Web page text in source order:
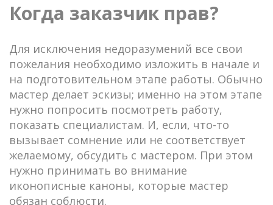
Когда заказчик прав?
Для исключения недоразумений все свои
пожелания необходимо изложить в начале и
на подготовительном этапе работы. Обычно
мастер делает эскизы; именно на этом этапе
нужно попросить посмотреть работу,
показать специалистам. И, если, что-то
вызывает сомнение или не соответствует
желаемому, обсудить с мастером. При этом
нужно принимать во внимание
иконописные каноны, которые мастер
обязан соблюсти.